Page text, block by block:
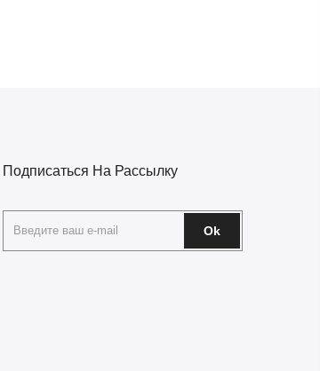
Подписаться На Рассылку
Ok